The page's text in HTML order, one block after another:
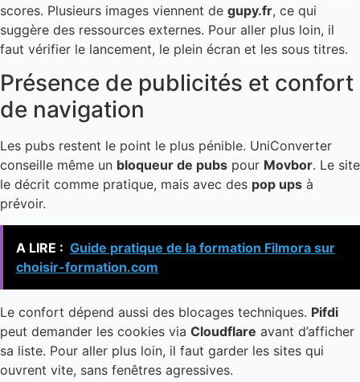
scores. Plusieurs images viennent de gupy.fr, ce qui
suggère des ressources externes. Pour aller plus loin, il
faut vérifier le lancement, le plein écran et les sous titres.
Présence de publicités et confort
de navigation
Les pubs restent le point le plus pénible. UniConverter
conseille même un bloqueur de pubs pour Movbor. Le site
le décrit comme pratique, mais avec des pop ups à
prévoir.
A LIRE : Guide pratique de la formation Filmora sur
choisir-formation.com
Le confort dépend aussi des blocages techniques. Pifdi
peut demander les cookies via Cloudflare avant d’afficher
sa liste. Pour aller plus loin, il faut garder les sites qui
ouvrent vite, sans fenêtres agressives.